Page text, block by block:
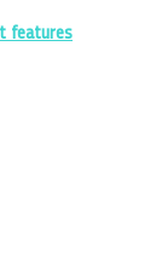
features